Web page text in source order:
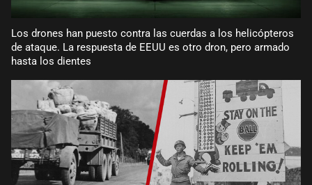
Los drones han puesto contra las cuerdas a los helicópteros
de ataque. La respuesta de EEUU es otro dron, pero armado
hasta los dientes